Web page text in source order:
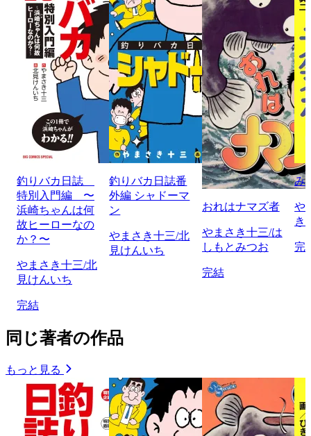
釣りバカ日誌
特別入門編 〜
浜崎ちゃんは何
故ヒーローなの
か？〜
やまさき十三/北
見けんいち
完結
釣りバカ日誌番
外編 シャドーマ
ン
やまさき十三/北
見けんいち
おれはナマズ者
やまさき十三/は
しもとみつお
完結
み
や
き
完
同じ著者の作品
もっと見る